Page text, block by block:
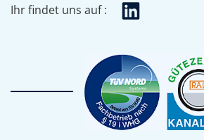
Ihr findet uns auf :